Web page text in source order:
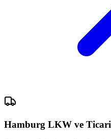
Hamburg LKW ve